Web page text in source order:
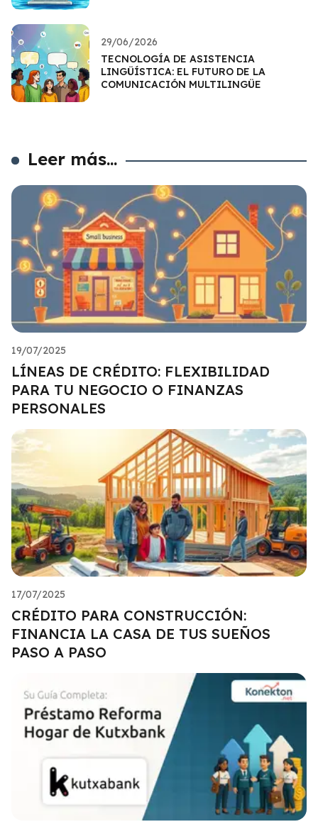
29/06/2026
TECNOLOGÍA DE ASISTENCIA
LINGÜÍSTICA: EL FUTURO DE LA
COMUNICACIÓN MULTILINGÜE
Leer más...
19/07/2025
LÍNEAS DE CRÉDITO: FLEXIBILIDAD
PARA TU NEGOCIO O FINANZAS
PERSONALES
17/07/2025
CRÉDITO PARA CONSTRUCCIÓN:
FINANCIA LA CASA DE TUS SUEÑOS
PASO A PASO